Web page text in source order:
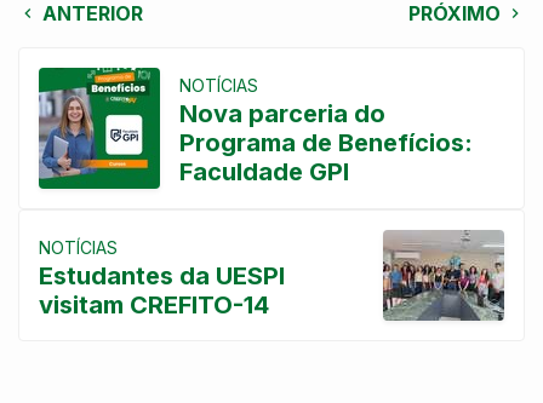
ANTERIOR PRÓXIMO
NOTÍCIAS
Nova parceria do
Programa de Benefícios:
Faculdade GPI
NOTÍCIAS
Estudantes da UESPI
visitam CREFITO-14